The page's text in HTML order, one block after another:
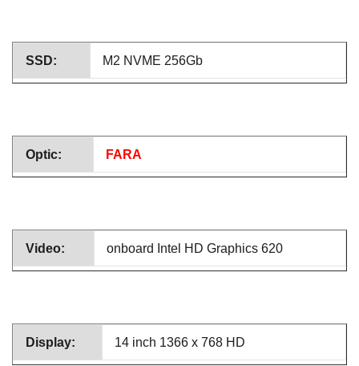
SSD: M2 NVME 256Gb
Optic: FARA
Video: onboard Intel HD Graphics 620
Display: 14 inch 1366 x 768 HD